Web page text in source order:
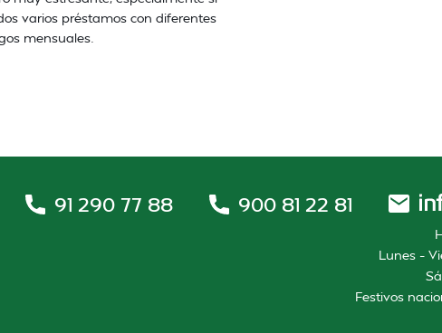
varios préstamos con diferentes
mensuales.
91 290 77 88 900 81 22 81
Lunes –
Festivos